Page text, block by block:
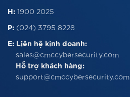
H: 1900 2025
P: (024) 3795 8228
E: Liên hệ kinh doanh:
sales@cmccybersecurity.com
Hỗ trợ khách hàng:
support@cmccybersecurity.com